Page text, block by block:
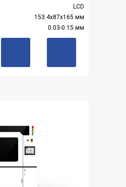
LCD
153.4x87x165 мм
0.03-0.15 мм